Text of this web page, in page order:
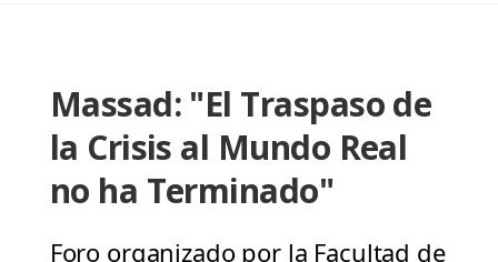
Massad: "El Traspaso de
la Crisis al Mundo Real
no ha Terminado"
Foro organizado por la Facultad de